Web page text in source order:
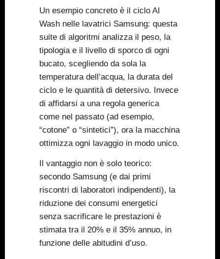
Un esempio concreto è il ciclo AI
Wash nelle lavatrici Samsung: questa
suite di algoritmi analizza il peso, la
tipologia e il livello di sporco di ogni
bucato, scegliendo da sola la
temperatura dell’acqua, la durata del
ciclo e le quantità di detersivo. Invece
di affidarsi a una regola generica
come nel passato (ad esempio,
“cotone” o “sintetici”), ora la macchina
ottimizza ogni lavaggio in modo unico.
Il vantaggio non è solo teorico:
secondo Samsung (e dai primi
riscontri di laboratori indipendenti), la
riduzione dei consumi energetici
senza sacrificare le prestazioni è
stimata tra il 20% e il 35% annuo, in
funzione delle abitudini d’uso.